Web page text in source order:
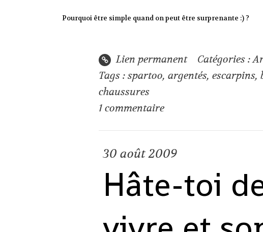
Pourquoi être simple quand on peut être surprenante :) ?
Lien permanent Catégories :
Tags :spartoo,argentés,escarpins,
chaussures
1 commentaire
30 août 2009
Hâte-toi